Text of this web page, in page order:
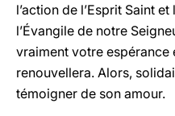
l’action de l’Esprit Saint
l’Évangile de notre
vraiment votre espérance
renouvellera. Alors,
témoigner de son amour.